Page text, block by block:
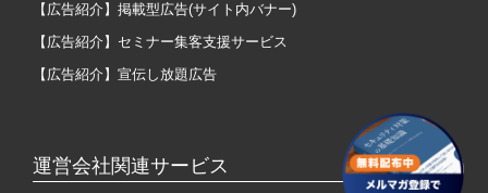
【広告紹介】掲載型広告(サイト内バナー)
【広告紹介】セミナー集客支援サービス
【広告紹介】宣伝し放題広告
運営会社関連サービス